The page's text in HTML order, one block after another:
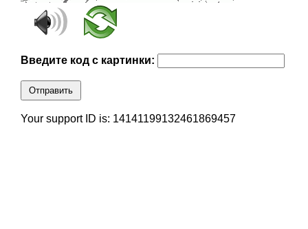
Введите код с картинки:
Отправить
Your support ID is: 14141199132461869457